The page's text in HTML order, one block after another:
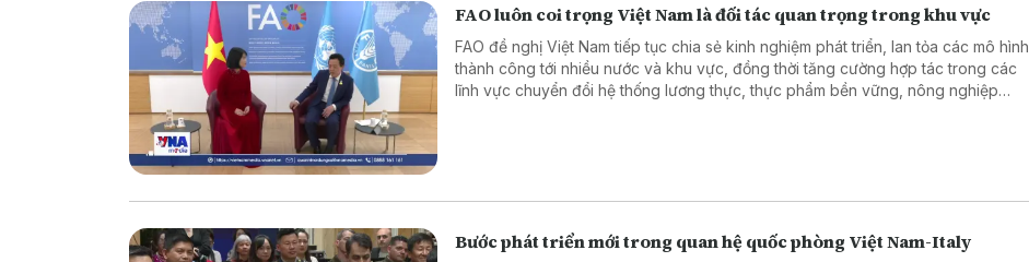
FAO luôn coi trọng Việt Nam là đối tác quan trọng trong khu vực
FAO đề nghị Việt Nam tiếp tục chia sẻ kinh nghiệm phát triển, lan tỏa các mô hình
thành công tới nhiều nước và khu vực, đồng thời tăng cường hợp tác trong các
lĩnh vực chuyển đổi hệ thống lương thực, thực phẩm bền vững, nông nghiệp
Bước phát triển mới trong quan hệ quốc phòng Việt Nam-Italy